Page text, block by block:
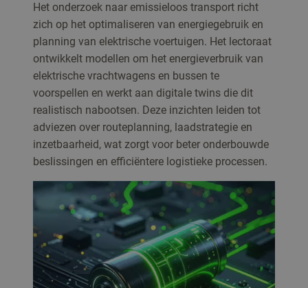
Het onderzoek naar emissieloos transport richt
zich op het optimaliseren van energiegebruik en
planning van elektrische voertuigen. Het lectoraat
ontwikkelt modellen om het energieverbruik van
elektrische vrachtwagens en bussen te
voorspellen en werkt aan digitale twins die dit
realistisch nabootsen. Deze inzichten leiden tot
adviezen over routeplanning, laadstrategie en
inzetbaarheid, wat zorgt voor beter onderbouwde
beslissingen en efficiëntere logistieke processen.